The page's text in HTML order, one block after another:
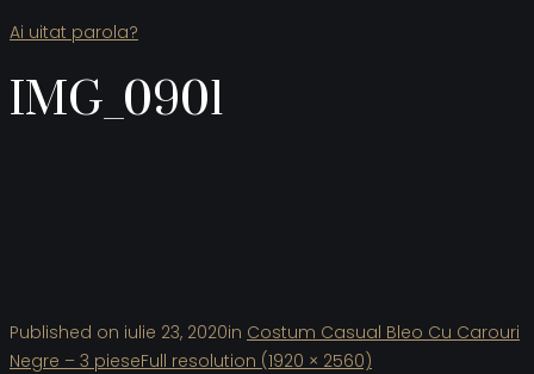
Ai uitat parola?
IMG_0901
Published on iulie 23, 2020in Costum Casual Bleo Cu Carouri
Negre – 3 pieseFull resolution (1920 × 2560)